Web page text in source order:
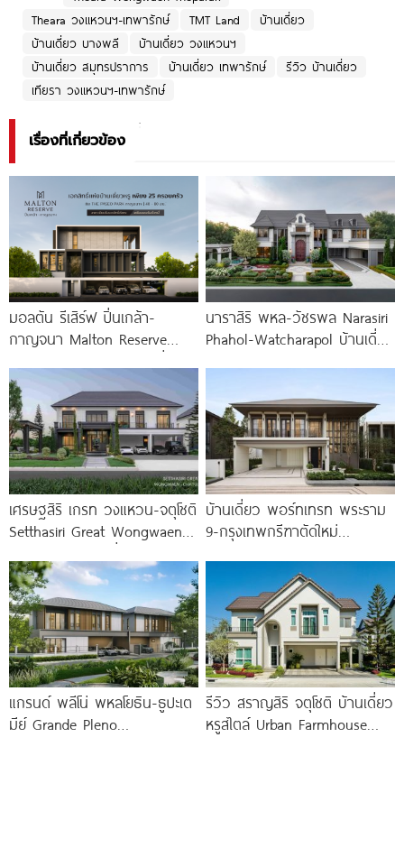
Theara วงแหวนฯ-เทพารักษ์
TMT Land
บ้านเดี่ยว
บ้านเดี่ยว บางพลี
บ้านเดี่ยว วงแหวนฯ
บ้านเดี่ยว สมุทรปราการ
บ้านเดี่ยว เทพารักษ์
รีวิว บ้านเดี่ยว
เทียรา วงแหวนฯ-เทพารักษ์
เรื่องที่เกี่ยวข้อง
มอลตัน รีเสิร์ฟ ปิ่นเกล้า-
กาญจนา Malton Reserve
เป็นส่วนตัวเพียง 25 ครอบครัว
นาราสิริ พหล-วัชรพล Narasiri
Phahol-Watcharapol บ้านเดี่ยว
เริ่มต้น 35-90 ล้านบาท*
เศรษฐสิริ เกรท วงแหวน-จตุโชติ
Setthasiri Great Wongwaen-
เบอร์ลิน ที่ดิน 100 ตร.ว.
บ้านเดี่ยว พอร์ทเทรท พระราม
9-กรุงเทพกรีฑาตัดใหม่
Krungthep Kreetha เอกสิทธิ์
เพียง
แกรนด์ พลีโน่ พหลโยธิน-ธูปะเต
มีย์ Grande Pleno
รีวิว สราญสิริ จตุโชติ บ้านเดี่ยว
หรูสไตล์ Urban Farmhouse​